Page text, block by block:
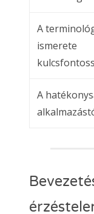
A
ismerete
A